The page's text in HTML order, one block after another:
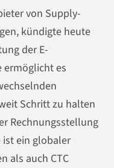
von Supply-
kündigte heute
der E-
ermöglicht es
Schritt zu halten
Rechnungsstellung
ist ein globaler
als auch CTC